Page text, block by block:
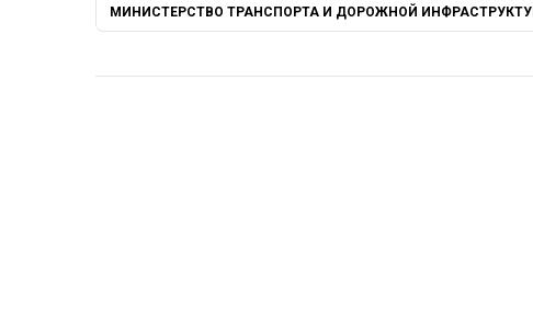
МИНИСТЕРСТВО ТРАНСПОРТА И ДОРОЖНОЙ